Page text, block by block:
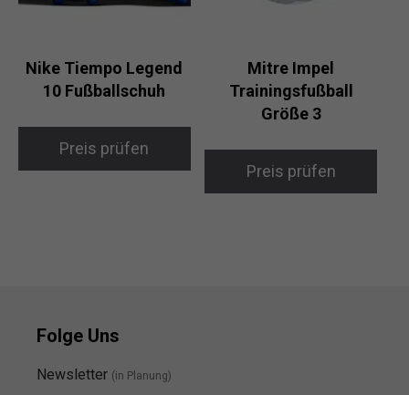
Nike Tiempo Legend
10 Fußballschuh
Preis prüfen
Mitre Impel
Trainingsfußball
Größe 3
Preis prüfen
Folge Uns
Newsletter (in Planung)